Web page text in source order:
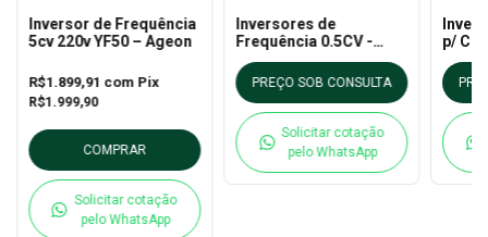
Inversor de Frequência
5cv 220v YF50 – Ageon
R$1.999,90
R$1.899,91 com Pix
COMPRAR
Solicitar cotação
pelo WhatsApp
Inversores de
Frequência 0.5CV -
Delta
PREÇO SOB CONSULTA
Solicitar cotação
pelo WhatsApp
p/
220v